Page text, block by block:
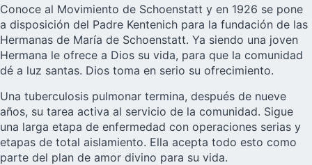
Conoce al Movimiento de Schoenstatt y en 1926 se pone
a disposición del Padre Kentenich para la fundación de las
Hermanas de María de Schoenstatt. Ya siendo una joven
Hermana le ofrece a Dios su vida, para que la comunidad
dé a luz santas. Dios toma en serio su ofrecimiento.
Una tuberculosis pulmonar termina, después de nueve
años, su tarea activa al servicio de la comunidad. Sigue
una larga etapa de enfermedad con operaciones serias y
etapas de total aislamiento. Ella acepta todo esto como
parte del plan de amor divino para su vida.